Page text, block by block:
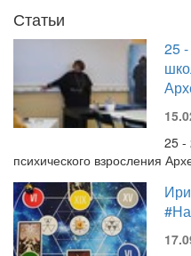
Статьи
25
25 -
психического взросления